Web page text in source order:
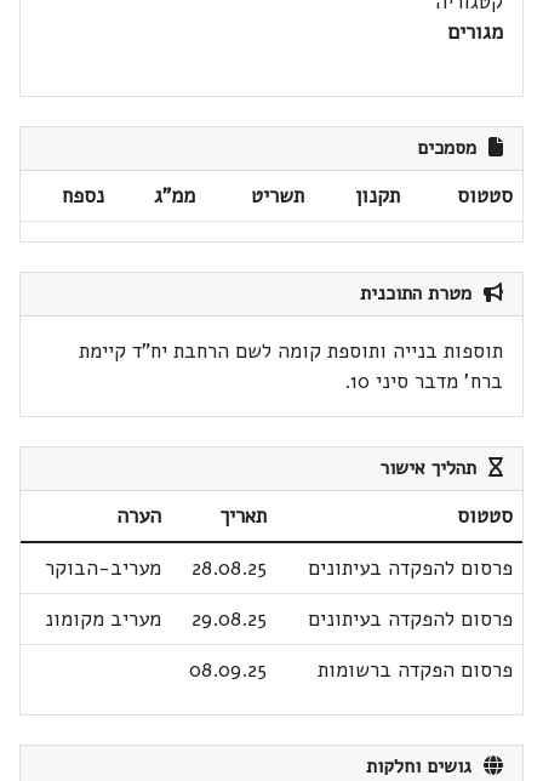
מגורים
מסמכים
סטטוס תקנון תשריט ממ"ג נספח
מטרת התוכנית
תוספות בנייה ותוספת קומה לשם הרחבת יח"ד קיימת
ברח' מדבר סיני 10.
תהליך אישור
סטטוס תאריך
הערה
פרסום להפקדה בעיתונים
28.08.25
מעריב-הבוקר
פרסום להפקדה בעיתונים
29.08.25
מעריב מקומונ
פרסום הפקדה ברשומות
08.09.25
גושים וחלקות